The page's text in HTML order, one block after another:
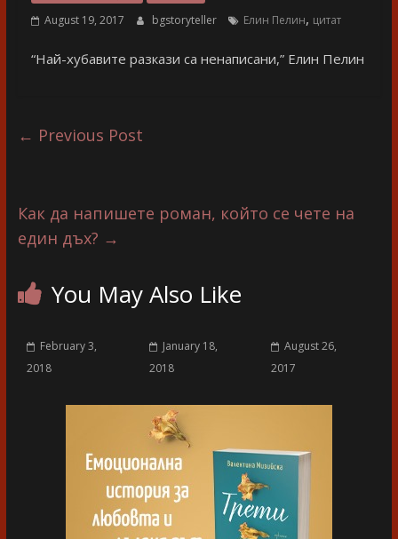
разказ
August 19, 2017
bgstoryteller Елин Пелин, цитат
“Най-хубавите разкази са ненаписани,” Елин Пелин
← Previous Post
Как да напишете роман, който се чете на
един дъх? →
You May Also Like
February 3,
2018
January 18,
2018
August 26,
2017